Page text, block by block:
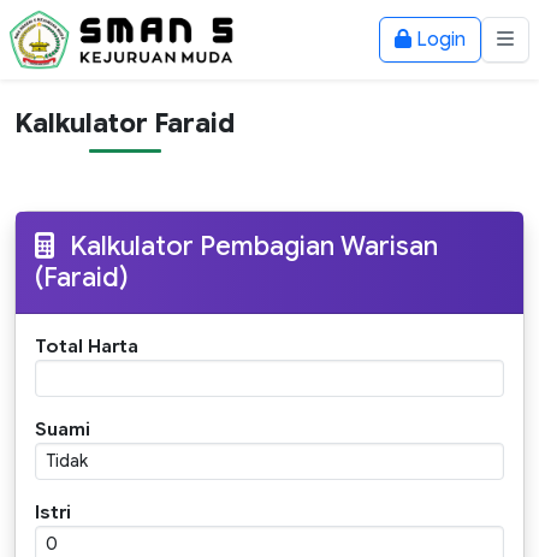
Login
Kalkulator Faraid
Kalkulator Pembagian Warisan
(Faraid)
Total Harta
Suami
Istri